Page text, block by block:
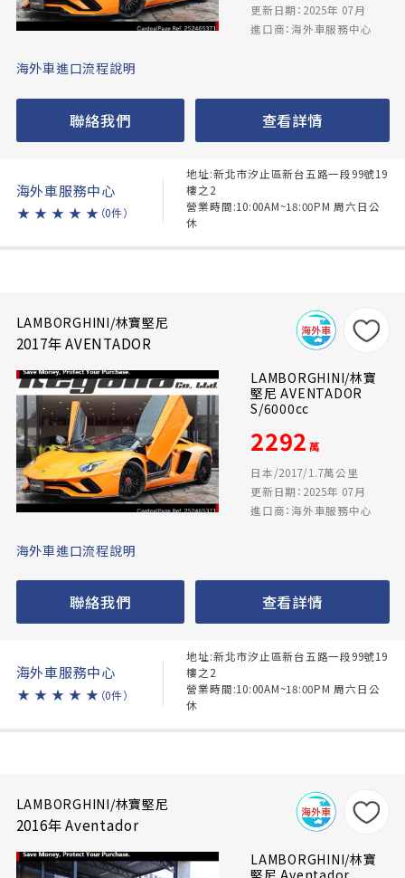
更新日期：2025年 07月
進口商：海外車服務中心
海外車進口流程說明
聯絡我們 查看詳情
海外車服務中心
★ ★ ★ ★ ★ （0件）
地址:新北市汐止區新台五路一段99號19
樓之2
營業時間:10:00AM~18:00PM 周六日公
休
LAMBORGHINI/林寶堅尼
2017年 AVENTADOR
LAMBORGHINI/林寶
堅尼 AVENTADOR
S/6000cc
2292 萬
日本/2017/1.7萬公里
更新日期：2025年 07月
進口商：海外車服務中心
海外車進口流程說明
聯絡我們 查看詳情
海外車服務中心
★ ★ ★ ★ ★ （0件）
地址:新北市汐止區新台五路一段99號19
樓之2
營業時間:10:00AM~18:00PM 周六日公
休
LAMBORGHINI/林寶堅尼
2016年 Aventador
LAMBORGHINI/林寶